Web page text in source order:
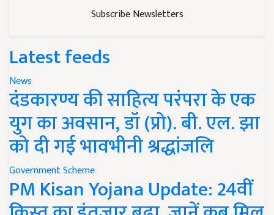
Subscribe Newsletters
Latest feeds
News
दंडकारण्य की साहित्य परंपरा के एक
युग का अवसान, डॉ (प्रो). बी. एल. झा
को दी गई भावभीनी श्रद्धांजलि
Government Scheme
PM Kisan Yojana Update: 24वीं